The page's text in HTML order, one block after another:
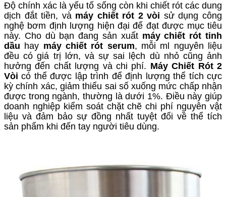
Độ chính xác là yếu tố sống còn khi chiết rót các dung
dịch đắt tiền, và máy chiết rót 2 vòi sử dụng công
nghệ bơm định lượng hiện đại để đạt được mục tiêu
này. Cho dù bạn đang sản xuất máy chiết rót tinh
dầu hay máy chiết rót serum, mỗi ml nguyên liệu
đều có giá trị lớn, và sự sai lệch dù nhỏ cũng ảnh
hưởng đến chất lượng và chi phí. Máy Chiết Rót 2
Vòi có thể được lập trình để định lượng thể tích cực
kỳ chính xác, giảm thiểu sai số xuống mức chấp nhận
được trong ngành, thường là dưới 1%. Điều này giúp
doanh nghiệp kiểm soát chặt chẽ chi phí nguyên vật
liệu và đảm bảo sự đồng nhất tuyệt đối về thể tích
sản phẩm khi đến tay người tiêu dùng.